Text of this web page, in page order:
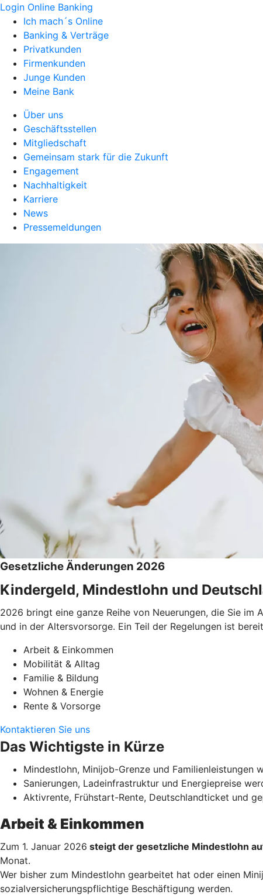
Login Online Banking
Ich mach´s Online
Banking & Verträge
Privatkunden
Firmenkunden
Junge Kunden
Meine Bank
Über uns
Geschäftsstellen
Mitgliedschaft
Gemeinsam stark für die Zukunft
Engagement
Nachhaltigkeit
Karriere
News
Pressemeldungen
Gesetzliche Änderungen 2026
Kindergeld, Mindestlohn und
2026 bringt eine ganze Reihe von Neuerungen, die Sie im
und in der Altersvorsorge. Ein Teil der Regelungen ist
Arbeit & Einkommen
Mobilität & Alltag
Familie & Bildung
Wohnen & Energie
Rente & Vorsorge
Kontaktieren Sie uns
Das Wichtigste in Kürze
Mindestlohn, Minijob-Grenze und Familienleistungen
Sanierungen, Ladeinfrastruktur und Energiepreise
Aktivrente, Frühstart-Rente, Deutschlandticket und
Arbeit & Einkommen
Zum 1. Januar 2026 steigt der gesetzliche Mindestlohn
Monat.
Wer bisher zum Mindestlohn gearbeitet hat oder einen
sozialversicherungspflichtige Beschäftigung werden.